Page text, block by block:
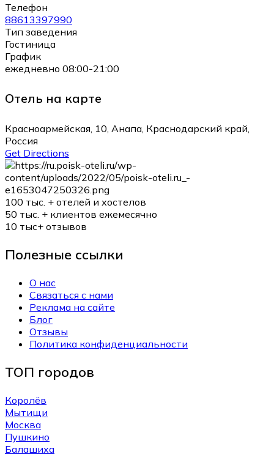
Телефон
88613397990
Тип заведения
Гостиница
График
ежедневно 08:00-21:00
Отель на карте
Красноармейская, 10, Анапа, Краснодарский край,
Россия
Get Directions
100 тыс. + отелей и хостелов
50 тыс. + клиентов ежемесячно
10 тыс+ отзывов
Полезные ссылки
О нас
Связаться с нами
Реклама на сайте
Блог
Отзывы
Политика конфиденциальности
ТОП городов
Королёв
Мытищи
Москва
Пушкино
Балашиха